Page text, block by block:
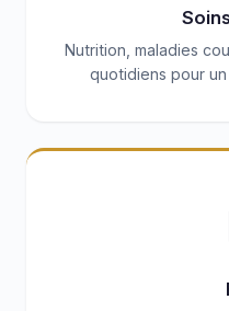
Nutrition, maladies
quotidiens pour